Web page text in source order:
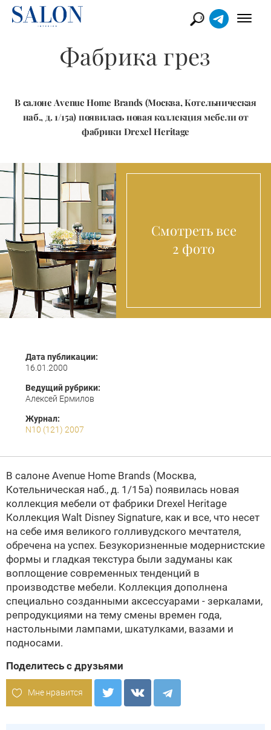
Фабрика грез
В салоне Avenue Home Brands (Москва, Котельническая
наб., д. 1/15а) появилась новая коллекция мебели от
фабрики Drexel Heritage
Смотреть все
2 фото
Дата публикации:
16.01.2000
Ведущий рубрики:
Алексей Ермилов
Журнал:
N10 (121) 2007
В салоне Avenue Home Brands (Москва,
Котельническая наб., д. 1/15а) появилась новая
коллекция мебели от фабрики Drexel Heritage
Коллекция Walt Disney Signature, как и все, что несет
на себе имя великого голливудского мечтателя,
обречена на успех. Безукоризненные модернистские
формы и гладкая текстура были задуманы как
воплощение современных тенденций в
производстве мебели. Коллекция дополнена
специально созданными аксессуарами - зеркалами,
репродукциями на тему смены времен года,
настольными лампами, шкатулками, вазами и
подносами.
Поделитесь с друзьями
Мне нравится